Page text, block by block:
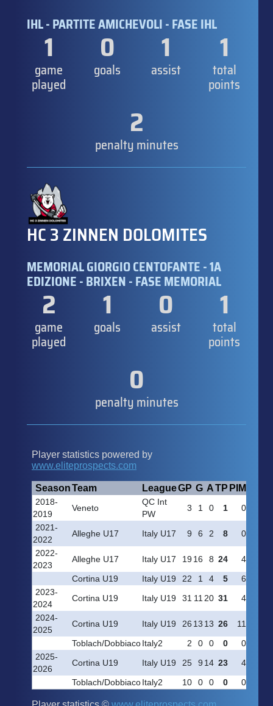
IHL - PARTITE AMICHEVOLI - FASE IHL
1
game
played
0
goals
1
assist
1
total
points
2
penalty minutes
HC 3 ZINNEN DOLOMITES
MEMORIAL GIORGIO CENTOFANTE - 1A
EDIZIONE - BRIXEN - FASE MEMORIAL
2
game
played
1
goals
0
assist
1
total
points
0
penalty minutes